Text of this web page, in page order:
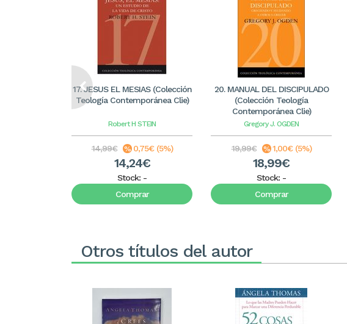
17. JESUS EL MESIAS (Colección
Teología Contemporánea Clie)
Robert H STEIN
14,99€ 0,75€ (5%)
14,24€
Stock: -
Comprar
20. MANUAL DEL DISCIPULADO
(Colección Teología
Contemporánea Clie)
Gregory J. OGDEN
19,99€ 1,00€ (5%)
18,99€
Stock: -
Comprar
Otros títulos del autor